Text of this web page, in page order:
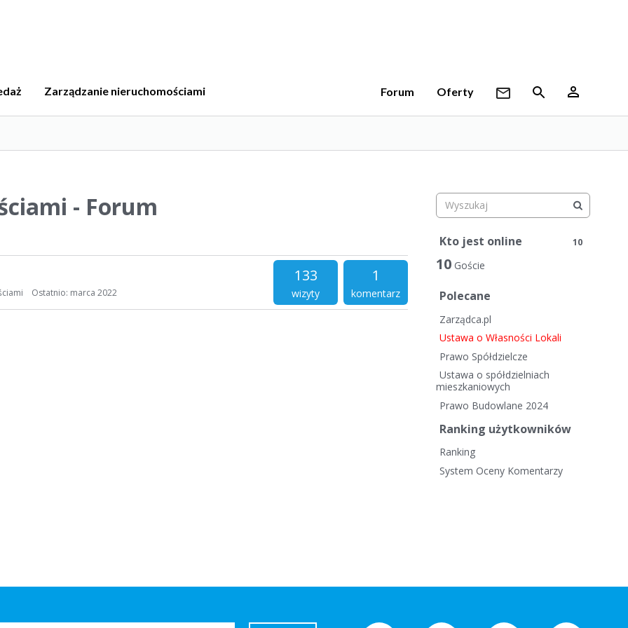
Zarządzanie nieruchomościami Forum Oferty
- Forum
133
wizyty
1
komentarz
Ostatnio: marca 2022
Kto jest online 10
10 Goście
Polecane
Zarządca.pl
Ustawa o Własności Lokali
Prawo Spółdzielcze
Ustawa o spółdzielniach
mieszkaniowych
Prawo Budowlane 2024
Ranking użytkowników
Ranking
System Oceny Komentarzy